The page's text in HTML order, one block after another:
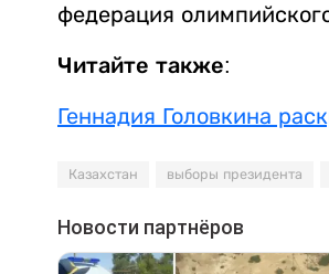
федерация
Читайте также:
Геннадия Головкина
Казахстан выборы президента